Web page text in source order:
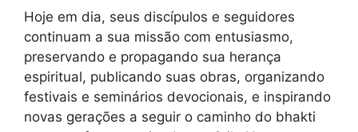
Hoje em dia, seus discípulos e seguidores
continuam a sua missão com entusiasmo,
preservando e propagando sua herança
espiritual, publicando suas obras, organizando
festivais e seminários devocionais, e inspirando
novas gerações a seguir o caminho do bhakti